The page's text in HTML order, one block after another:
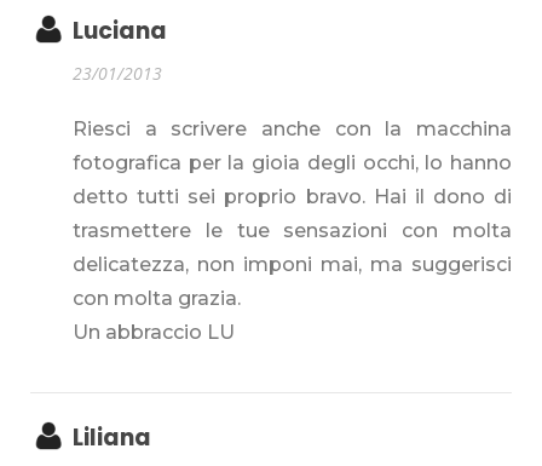
Luciana
23/01/2013
Riesci a scrivere anche con la macchina
fotografica per la gioia degli occhi, lo hanno
detto tutti sei proprio bravo. Hai il dono di
trasmettere le tue sensazioni con molta
delicatezza, non imponi mai, ma suggerisci
con molta grazia.
Un abbraccio LU
Liliana